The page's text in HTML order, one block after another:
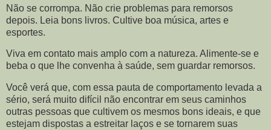
Não se corrompa. Não crie problemas para remorsos
depois. Leia bons livros. Cultive boa música, artes e
esportes.
Viva em contato mais amplo com a natureza. Alimente-se e
beba o que lhe convenha à saúde, sem guardar remorsos.
Você verá que, com essa pauta de comportamento levada a
sério, será muito difícil não encontrar em seus caminhos
outras pessoas que cultivem os mesmos bons ideais, e que
estejam dispostas a estreitar laços e se tornarem suas